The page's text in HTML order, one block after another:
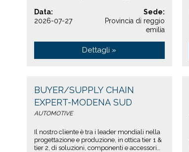
manager as...
Data:
2026-07-27
Sede:
Provincia di reggio
emilia
Dettagli »
BUYER/SUPPLY CHAIN
EXPERT-MODENA SUD
AUTOMOTIVE
Il nostro cliente è tra i leader mondiali nella
progettazione e produzione, in ottica tier 1 &
tier 2, di soluzioni, componenti e accessori